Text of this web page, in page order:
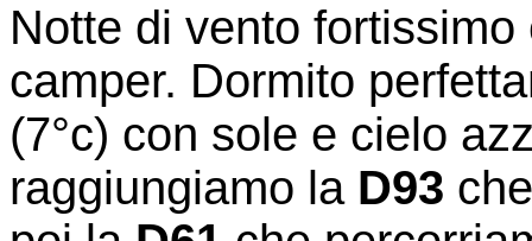
Notte di vento
camper. Dormito
(7°c) con sole e cielo
raggiungiamo la D93